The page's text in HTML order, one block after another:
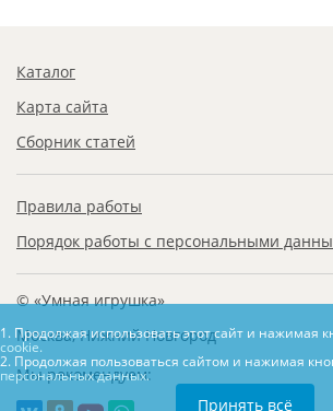
Каталог
Карта сайта
Сборник статей
Правила работы
Порядок работы с персональными
© «Умная игрушка»
Москва, Нижний Новгород
Мы рекомендуем:
1. Продолжая использовать этот сайт и нажимая
cookie.
2. Продолжая пользоваться сайтом и нажимая
персональных данных.
Принять всё